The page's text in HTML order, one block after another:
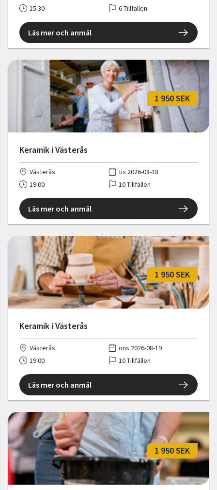
15:30 6 Tillfällen
Läs mer och anmäl
Keramik i Västerås
1 950 SEK
Västerås
tis 2026-08-18
19:00
10 Tillfällen
Läs mer och anmäl
Keramik i Västerås
1 950 SEK
Västerås
ons 2026-08-19
19:00
10 Tillfällen
Läs mer och anmäl
1 950 SEK